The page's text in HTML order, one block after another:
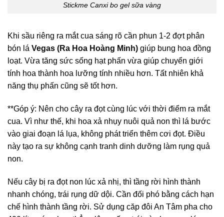
Stickme Canxi bo gel sữa vàng
Khi sầu riêng ra mắt cua sáng rõ cần phun 1-2 đợt phân
bón lá Vegas (Ra Hoa Hoàng Minh) giúp bung hoa đồng
loạt. Vừa tăng sức sống hạt phấn vừa giúp chuyển giới
tính hoa thành hoa lưỡng tính nhiều hơn. Tất nhiên khả
năng thụ phấn cũng sẽ tốt hơn.
**Góp ý: Nên cho cây ra đọt cùng lúc với thời điểm ra mắt
cua. Vì như thế, khi hoa xả nhụy nuôi quả non thì lá bước
vào giai đoạn lá lụa, không phát triển thêm cơi đọt. Điều
này tạo ra sự không cạnh tranh dinh dưỡng làm rụng quả
non.
Nếu cây bị ra đọt non lúc xả nhị, thì tầng rời hình thành
nhanh chóng, trái rụng dữ dội. Cần đối phó bằng cách hạn
chế hình thành tầng rời. Sử dụng căp đôi An Tâm pha cho